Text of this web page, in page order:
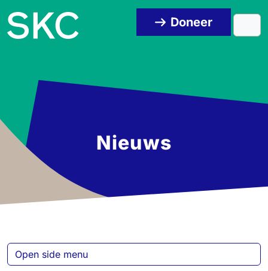
Doneer
Nieuws
Open side menu